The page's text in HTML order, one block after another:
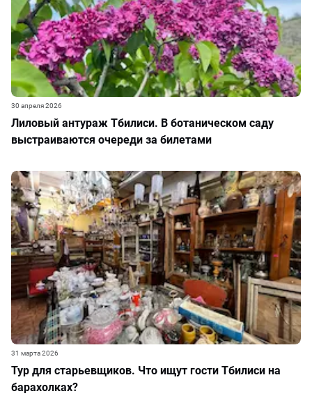
Лиловый антураж Тбилиси. В ботаническом саду
выстраиваются очереди за билетами
30 апреля 2026
Тур для старьевщиков. Что ищут гости Тбилиси на
барахолках?
31 марта 2026